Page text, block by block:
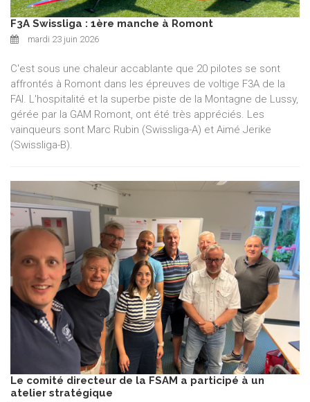
F3A Swissliga : 1ère manche à Romont
mardi 23 juin 2026
C'est sous une chaleur accablante que 20 pilotes se sont
affrontés à Romont dans les épreuves de voltige F3A de la
FAI. L'hospitalité et la superbe piste de la Montagne de Lussy,
gérée par la GAM Romont, ont été très appréciés. Les
vainqueurs sont Marc Rubin (Swissliga-A) et Aimé Jerike
(Swissliga-B).
Le comité directeur de la FSAM a participé à un
atelier stratégique